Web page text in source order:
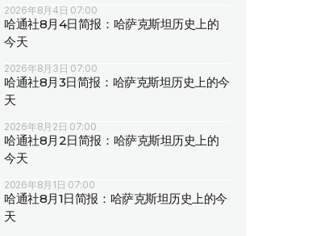
2026年8月4日 07:00
哈通社8月4日简报：哈萨克斯坦历史上的
今天
2026年8月3日 07:00
哈通社8月3日简报：哈萨克斯坦历史上的今
天
2026年8月2日 07:00
哈通社8月2日简报：哈萨克斯坦历史上的
今天
2026年8月1日 07:00
哈通社8月1日简报：哈萨克斯坦历史上的今
天